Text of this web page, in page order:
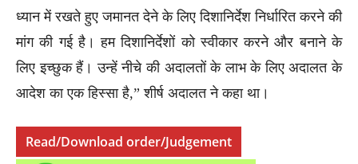
ध्यान में रखते हुए जमानत देने के लिए दिशानिर्देश निर्धारित करने की
मांग की गई है। हम दिशानिर्देशों को स्वीकार करने और बनाने के
लिए इच्छुक हैं। उन्हें नीचे की अदालतों के लाभ के लिए अदालत के
आदेश का एक हिस्सा है,” शीर्ष अदालत ने कहा था।
Read/Download order/Judgement